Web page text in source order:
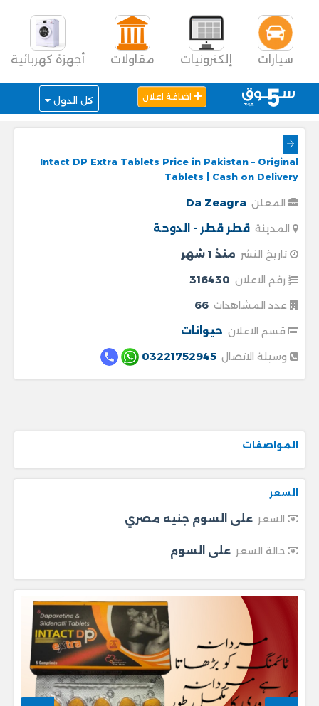
سيارات إلكترونيات مقاولات أجهزة كهربائية
اضافة اعلان كل الدول
Intact DP Extra Tablets Price in Pakistan – Original
Tablets | Cash on Delivery
المعلن Da Zeagra
المدينة قطر قطر - الدوحة
تاريخ النشر منذ 1 شهر
رقم الاعلان 316430
عدد المشاهدات 66
قسم الاعلان حيوانات
وسيلة الاتصال 03221752945
المواصفات
السعر
السعر على السوم جنيه مصري
حالة السعر على السوم